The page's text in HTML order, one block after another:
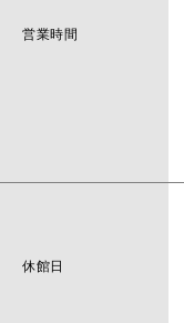
営業時間
休館日